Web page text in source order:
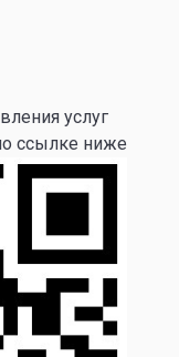
услуг
ссылке ниже